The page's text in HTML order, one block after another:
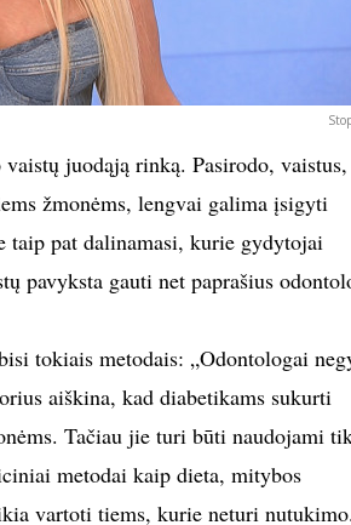
juodąją rinką. Pasirodo, vaistus,
žmonėms, lengvai galima įsigyti
taip pat dalinamasi, kurie gydytojai
pavyksta gauti net paprašius
tokiais metodais: „Odontologai
aiškina, kad diabetikams sukurti
Tačiau jie turi būti naudojami
metodai kaip dieta, mitybos
vartoti tiems, kurie neturi nutukimo.